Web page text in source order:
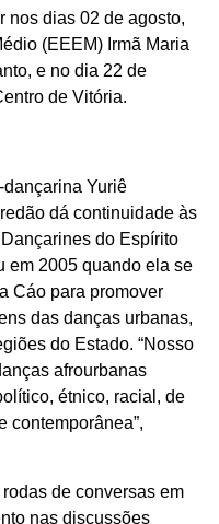
nos dias 02 de agosto,
(EEEM) Irmã Maria
e no dia 22 de
de Vitória.
dançarina Yuriê
dá continuidade às
do Espírito
em 2005 quando ela se
Cáo para promover
das danças urbanas,
do Estado. “Nosso
afrourbanas
étnico, racial, de
contemporânea”,
de conversas em
nas discussões